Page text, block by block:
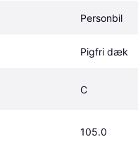
Personbil
Pigfri dæk
C
105.0